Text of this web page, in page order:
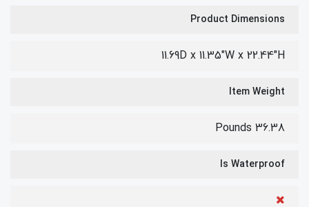
Product Dimensions
11.69D x 11.35"W x 22.44"H
Item Weight
36.38 Pounds
Is Waterproof